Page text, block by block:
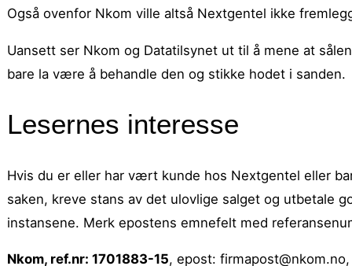
Også ovenfor Nkom ville altså Nextgentel ikke
Uansett ser Nkom og Datatilsynet ut til å mene at
bare la være å behandle den og stikke hodet i sanden.
Lesernes interesse
Hvis du er eller har vært kunde hos Nextgentel eller
saken, kreve stans av det ulovlige salget og utbetale
instansene. Merk epostens emnefelt med
Nkom, ref.nr: 1701883-15, epost: